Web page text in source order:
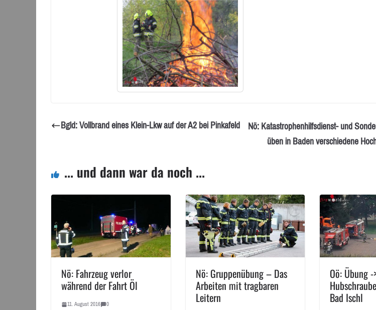
Bgld: Vollbrand eines Klein-Lkw auf der A2 bei Pinkafeld Nö: Katastrophenhilfsdienst- und
üben in Baden verschiedene
... und dann war da noch ...
Nö: Fahrzeug verlor
während der Fahrt Öl
11. August 2016 0
Nö: Gruppenübung – Das
Arbeiten mit tragbaren
Leitern
Oö: Übung -
Bad Ischl